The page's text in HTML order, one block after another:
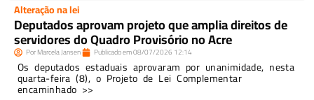
Alteração na lei
Deputados aprovam projeto que amplia direitos de
servidores do Quadro Provisório no Acre
PorMarcela Jansen Publicado em08/07/2026 12:14
Os deputados estaduais aprovaram por unanimidade, nesta
quarta-feira (8), o Projeto de Lei Complementar
encaminhado >>